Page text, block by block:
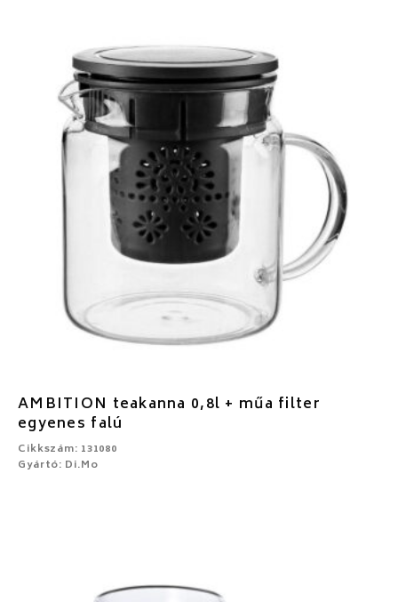
AMBITION teakanna 0,8l + műa filter
egyenes falú
Cikkszám: 131080
Gyártó: Di.Mo